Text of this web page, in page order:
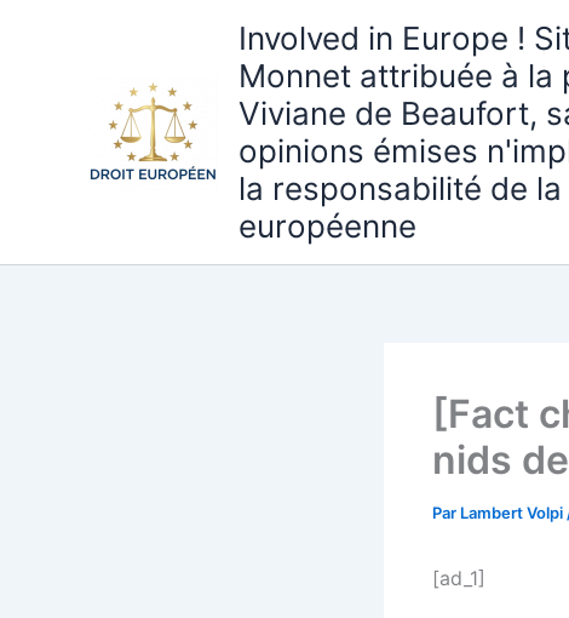
Involved in Europe !
Monnet attribuée à la
Viviane de Beaufort,
opinions émises
la responsabilité de
européenne
[Fact
nids
Par Lambert Volpi
[ad_1]